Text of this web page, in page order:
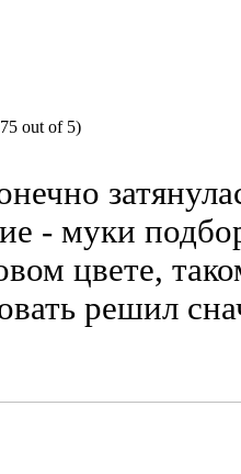
out of 5)
- муки
цвете,
решил